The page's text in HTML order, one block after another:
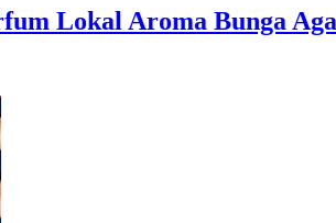
Lokal Aroma Bunga Agar